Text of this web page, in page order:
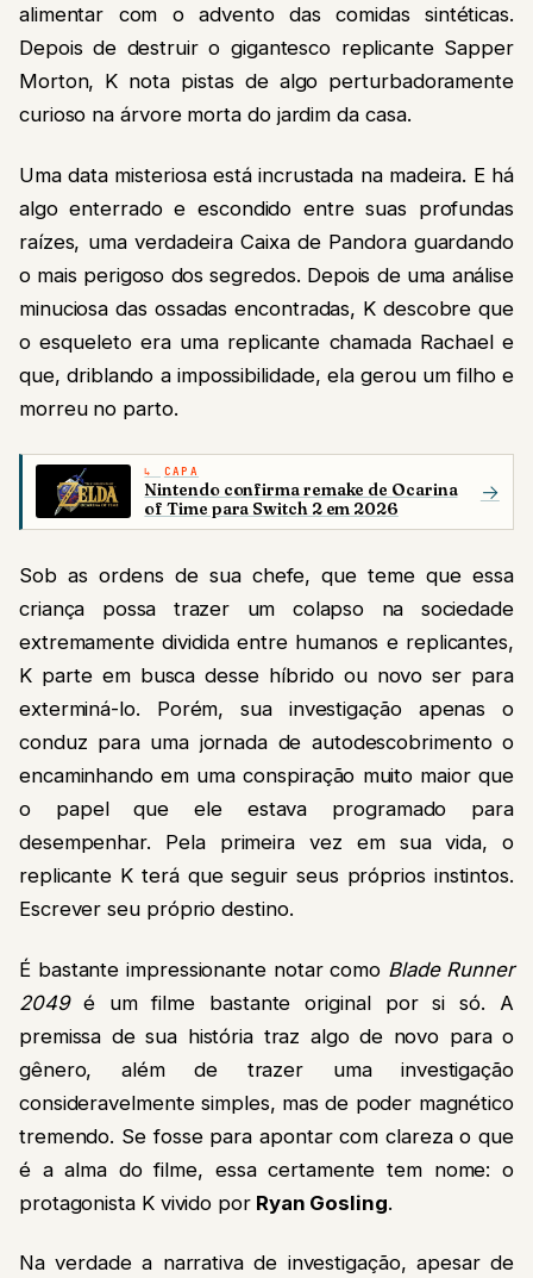
alimentar com o advento das comidas sintéticas.
Depois de destruir o gigantesco replicante Sapper
Morton, K nota pistas de algo perturbadoramente
curioso na árvore morta do jardim da casa.
Uma data misteriosa está incrustada na madeira. E há
algo enterrado e escondido entre suas profundas
raízes, uma verdadeira Caixa de Pandora guardando
o mais perigoso dos segredos. Depois de uma análise
minuciosa das ossadas encontradas, K descobre que
o esqueleto era uma replicante chamada Rachael e
que, driblando a impossibilidade, ela gerou um filho e
morreu no parto.
CAPA
Nintendo confirma remake de Ocarina
of Time para Switch 2 em 2026
→
Sob as ordens de sua chefe, que teme que essa
criança possa trazer um colapso na sociedade
extremamente dividida entre humanos e replicantes,
K parte em busca desse híbrido ou novo ser para
exterminá-lo. Porém, sua investigação apenas o
conduz para uma jornada de autodescobrimento o
encaminhando em uma conspiração muito maior que
o papel que ele estava programado para
desempenhar. Pela primeira vez em sua vida, o
replicante K terá que seguir seus próprios instintos.
Escrever seu próprio destino.
É bastante impressionante notar como Blade Runner
2049 é um filme bastante original por si só. A
premissa de sua história traz algo de novo para o
gênero, além de trazer uma investigação
consideravelmente simples, mas de poder magnético
tremendo. Se fosse para apontar com clareza o que
é a alma do filme, essa certamente tem nome: o
protagonista K vivido porRyan Gosling.
Na verdade a narrativa de investigação, apesar de